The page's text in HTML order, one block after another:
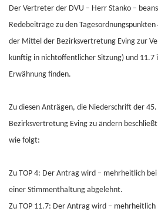
Der Vertreter der DVU – Herr Stanko –
Redebeiträge zu den
der Mittel der Bezirksvertretung Eving zur
künftig in nichtöffentlicher Sitzung) und 11.7
Erwähnung finden.
Zu diesen Anträgen, die Niederschrift der
Bezirksvertretung Eving zu ändern
wie folgt:
Zu TOP 4: Der Antrag wird – mehrheitlich
einer Stimmenthaltung abgelehnt.
Zu TOP 11.7: Der Antrag wird –